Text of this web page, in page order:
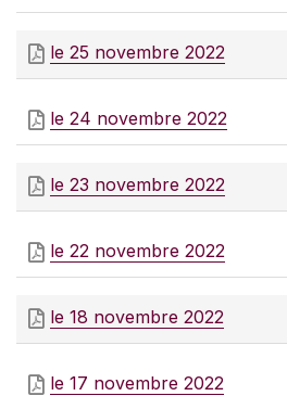
le 25 novembre 2022
le 24 novembre 2022
le 23 novembre 2022
le 22 novembre 2022
le 18 novembre 2022
le 17 novembre 2022